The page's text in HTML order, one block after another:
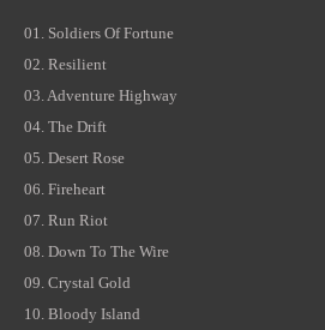
01. Soldiers Of Fortune
02. Resilient
03. Adventure Highway
04. The Drift
05. Desert Rose
06. Fireheart
07. Run Riot
08. Down To The Wire
09. Crystal Gold
10. Bloody Island